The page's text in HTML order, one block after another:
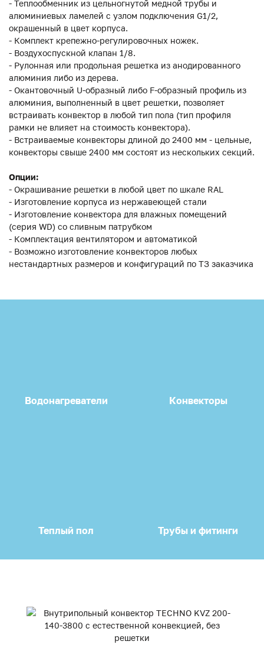
- Теплообменник из цельногнутой медной трубы и
алюминиевых ламелей с узлом подключения G1/2,
окрашенный в цвет корпуса.
- Комплект крепежно-регулировочных ножек.
- Воздухоспускной клапан 1/8.
- Рулонная или продольная решетка из анодированного
алюминия либо из дерева.
- Окантовочный U-образный либо F-образный профиль из
алюминия, выполненный в цвет решетки, позволяет
встраивать конвектор в любой тип пола (тип профиля
рамки не влияет на стоимость конвектора).
- Встраиваемые конвекторы длиной до 2400 мм - цельные,
конвекторы свыше 2400 мм состоят из нескольких секций.
Опции:
- Окрашивание решетки в любой цвет по шкале RAL
- Изготовление корпуса из нержавеющей стали
- Изготовление конвектора для влажных помещений
(серия WD) со сливным патрубком
- Комплектация вентилятором и автоматикой
- Возможно изготовление конвекторов любых
нестандартных размеров и конфигураций по ТЗ заказчика
Водонагреватели Конвекторы
Теплый пол Трубы и фитинги